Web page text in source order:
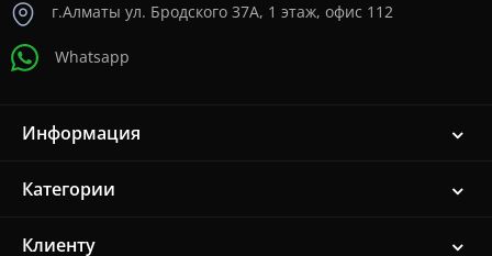
г.Алматы ул. Бродского 37A, 1 этаж, офис 112
Whatsapp
Информация
Категории
Клиенту